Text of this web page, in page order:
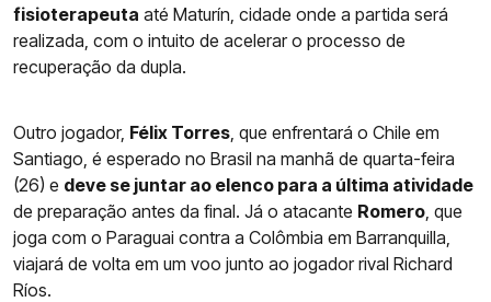
fisioterapeuta até Maturín, cidade onde a partida será
realizada, com o intuito de acelerar o processo de
recuperação da dupla.
Outro jogador, Félix Torres , que enfrentará o Chile em
Santiago, é esperado no Brasil na manhã de quarta-feira
(26) e deve se juntar ao elenco para a última atividade
de preparação antes da final. Já o atacante Romero , que
joga com o Paraguai contra a Colômbia em Barranquilla,
viajará de volta em um voo junto ao jogador rival Richard
Ríos.